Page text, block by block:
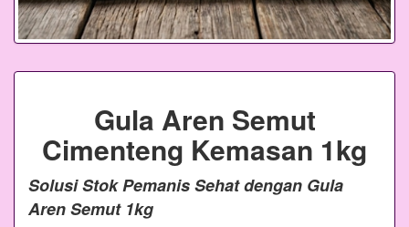
Gula Aren Semut
Cimenteng Kemasan 1kg
Solusi Stok Pemanis Sehat dengan Gula
Aren Semut 1kg